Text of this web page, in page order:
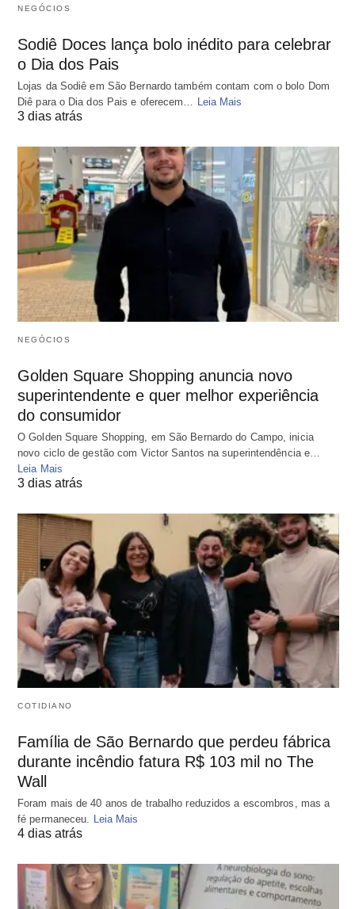
NEGÓCIOS
Sodiê Doces lança bolo inédito para celebrar
o Dia dos Pais
Lojas da Sodiê em São Bernardo também contam com o bolo Dom
Diê para o Dia dos Pais e oferecem… Leia Mais
3 dias atrás
NEGÓCIOS
Golden Square Shopping anuncia novo
superintendente e quer melhor experiência
do consumidor
O Golden Square Shopping, em São Bernardo do Campo, inicia
novo ciclo de gestão com Victor Santos na superintendência e…
Leia Mais
3 dias atrás
COTIDIANO
Família de São Bernardo que perdeu fábrica
durante incêndio fatura R$ 103 mil no The
Wall
Foram mais de 40 anos de trabalho reduzidos a escombros, mas a
fé permaneceu. Leia Mais
4 dias atrás